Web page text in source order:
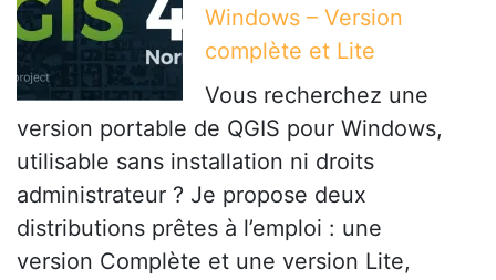
Windows – Version
complète et Lite
Vous recherchez une
version portable de QGIS pour Windows,
utilisable sans installation ni droits
administrateur ? Je propose deux
distributions prêtes à l’emploi : une
version Complète et une version Lite,